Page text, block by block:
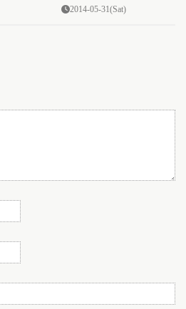
2014-05-31(Sat)